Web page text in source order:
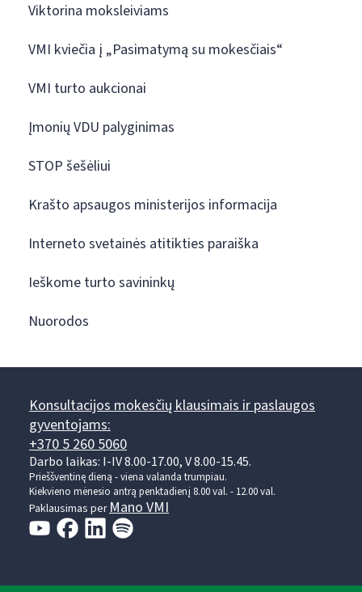
Viktorina moksleiviams
VMI kviečia į „Pasimatymą su mokesčiais“
VMI turto aukcionai
Įmonių VDU palyginimas
STOP šešėliui
Krašto apsaugos ministerijos informacija
Interneto svetainės atitikties paraiška
Ieškome turto savininkų
Nuorodos
Konsultacijos mokesčių klausimais ir paslaugos
gyventojams:
+370 5 260 5060
Darbo laikas: I-IV 8.00-17.00, V 8.00-15.45.
Prieššventinę dieną - viena valanda trumpiau.
Kiekvieno mėnesio antrą penktadienį 8.00 val. - 12.00 val.
Paklausimas perMano VMI